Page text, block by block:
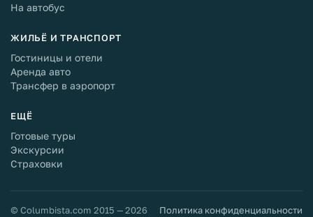
На автобус
ЖИЛЬЁ И ТРАНСПОРТ
Гостиницы и отели
Аренда авто
Трансфер в аэропорт
ЕЩЁ
Готовые туры
Экскурсии
Страховки
© Columbista.com 2015 — 2026 Политика конфиденциальности